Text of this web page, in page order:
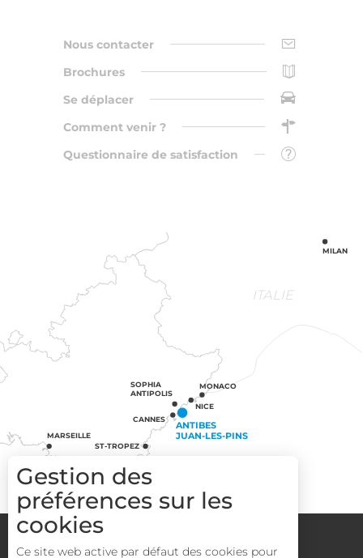
Nous contacter
Brochures
Se déplacer
Comment venir ?
Questionnaire de satisfaction
ITALIE
ST-TROPEZ
MARSEILLE
CANNES
ANTIBES
JUAN-LES-PINS
SOPHIA
ANTIPOLIS
NICE
MONACO
MILAN
Groupes
Gestion des
préférences sur les
cookies
Ce site web active par défaut des cookies pour